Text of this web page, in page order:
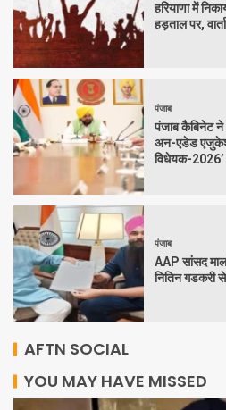
हरियाणा में
हड़ताल पर,
पंजाब
पंजाब कैबिनेट
अन-एडेड
विधेयक-2026’
पंजाब
AAP सांसद
नितिन गडकरी
AFTN SOCIAL
YOU MAY HAVE MISSED